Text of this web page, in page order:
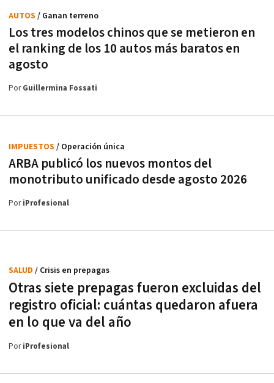
Los tres modelos chinos que se metieron en
el ranking de los 10 autos más baratos en
agosto
AUTOS / Ganan terreno
PorGuillermina Fossati
ARBA publicó los nuevos montos del
monotributo unificado desde agosto 2026
IMPUESTOS / Operación única
PoriProfesional
Otras siete prepagas fueron excluidas del
registro oficial: cuántas quedaron afuera
en lo que va del año
SALUD / Crisis en prepagas
PoriProfesional